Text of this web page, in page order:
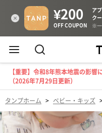
【重要】令和8年熊本地震の影
（2026年7月29日更新）
タンプホーム > ベビー・キッズ